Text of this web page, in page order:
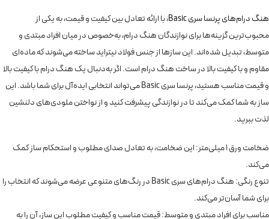
هنگ درام‌های پرنسا سری Basic
، با ارائه تعادل بین کیفیت و قیمت، به یکی از
محبوب‌ترین گزینه‌ها برای نوازندگان هنگ درام، به‌خصوص در میان افراد مبتدی و
متوسط، تبدیل شده‌اند. این سازها از جنس فولاد نیتراید ساخته می‌شوند که ماده‌ای
مقاوم و با کیفیت بالا در ساخت هنگ درام است. اگر به‌دنبال یک هنگ درام با کیفیت بالا
و قیمت مناسب هستید، پرنسا سری Basic می‌تواند انتخابی ایده‌آل برای شما باشد. این
ساز به شما کمک می‌کند تا در نوازندگی پیشرفت کنید و از نواختن ملودی‌های دلنشین
لذت ببرید.
ضخامت ورق 1 میلی‌متر: این ضخامت، به تعادل صدای مطلوب و استحکام ساز کمک
می‌کند.
تنوع رنگی: هنگ درام‌های سری Basic در رنگ‌های متنوعی عرضه می‌شوند که انتخاب را
برای شما آسان‌تر می‌کند.
مناسب برای افراد مبتدی و متوسط: قیمت مناسب و کیفیت مطلوب این ساز، آن را به